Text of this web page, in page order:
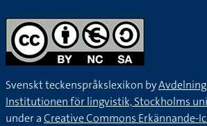
Svenskt teckenspråkslexikon by
Institutionen för lingvistik, Stockholms
under aCreative Commons Erkännande-